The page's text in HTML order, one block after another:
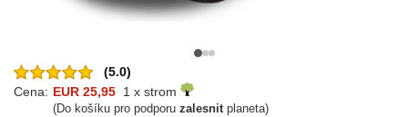
(5.0)
Cena: EUR 25,95 1 x strom
(Do košíku pro podporu zalesnitplaneta)